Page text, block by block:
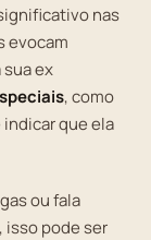
nas
evocam
ex
, como
que ela
ou fala
isso pode ser